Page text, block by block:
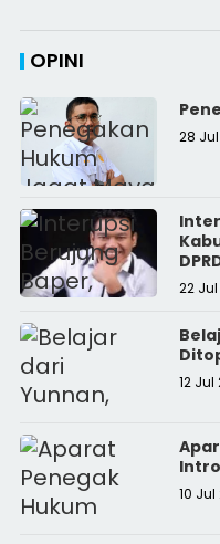
OPINI
28
22
12 Jul
10 Jul